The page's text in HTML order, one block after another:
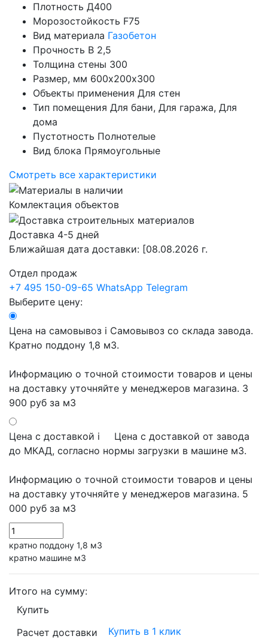
Плотность Д400
Морозостойкость F75
Вид материала Газобетон
Прочность B 2,5
Толщина стены 300
Размер, мм 600х200х300
Объекты применения Для стен
Тип помещения Для бани, Для гаража, Для
дома
Пустотность Полнотелые
Вид блока Прямоугольные
Смотреть все характеристики
Комлектация объектов
Доставка 4-5 дней
Ближайшая дата доставки: [08.08.2026 г.
Отдел продаж
+7 495 150-09-65 WhatsApp Telegram
Выберите цену:
Цена на самовывоз i Самовывоз со склада завода.
Кратно поддону 1,8 м3.
Информацию о точной стоимости товаров и цены
на доставку уточняйте у менеджеров магазина. 3
900 руб за м3
Цена с доставкой i
Цена с доставкой от завода
до МКАД, согласно нормы загрузки в машине м3.
Информацию о точной стоимости товаров и цены
на доставку уточняйте у менеджеров магазина. 5
000 руб за м3
кратно поддону 1,8 м3
кратно машине м3
Итого на сумму:
Купить
Расчет доставки
Купить в 1 клик